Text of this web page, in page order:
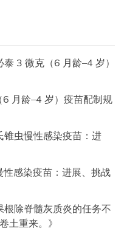
泰 3 微克（6 月龄–4 岁）
月龄–4 岁）疫苗配制规
锥虫慢性感染疫苗：进
性感染疫苗：进展、挑战
根除脊髓灰质炎的任务不
土重来。 》